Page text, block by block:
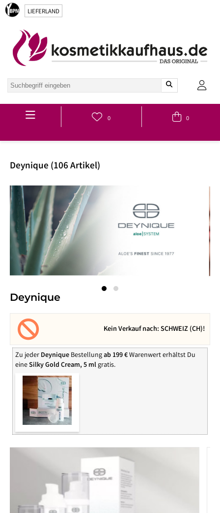
LIEFERLAND
Hauptmenü
0 0
Deynique (106 Artikel)
Deynique
Kein Verkauf nach: SCHWEIZ (CH)!
Zu jeder Deynique Bestellungab 199 €Warenwert erhältst Du
eineSilky Gold Cream, 5 mlgratis.